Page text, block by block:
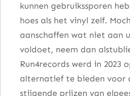
kunnen gebruikssporen
hoes als het vinyl zelf.
aanschaffen wat niet aan
voldoet, neem dan
Run4records werd in 2023
alternatief te bieden voor
stijgende prijzen van